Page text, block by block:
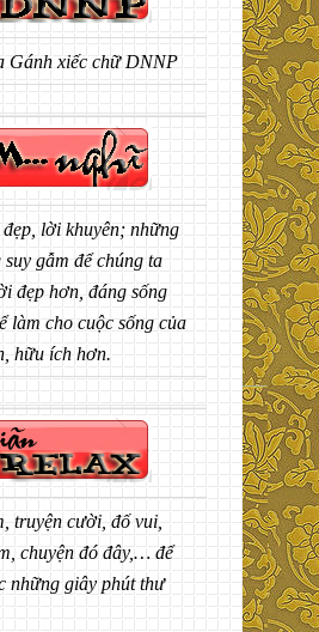
Gánh xiếc chữ DNNP
lời khuyên; những
gẫm để chúng ta
đẹp hơn, đáng sống
làm cho cuộc sống của
hữu ích hơn.
truyện cười, đố vui,
chuyện đó đây,… để
những giây phút thư